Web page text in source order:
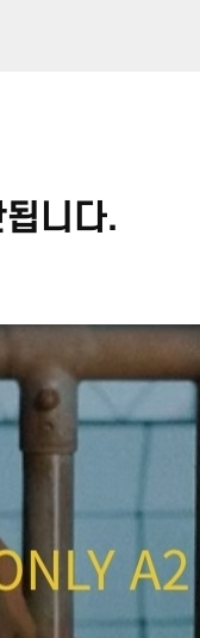
니다.